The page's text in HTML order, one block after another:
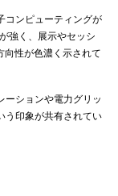
コンピューティングが
強く、展示やセッシ
向性が色濃く示されて
ーションや電力グリッ
う印象が共有されてい